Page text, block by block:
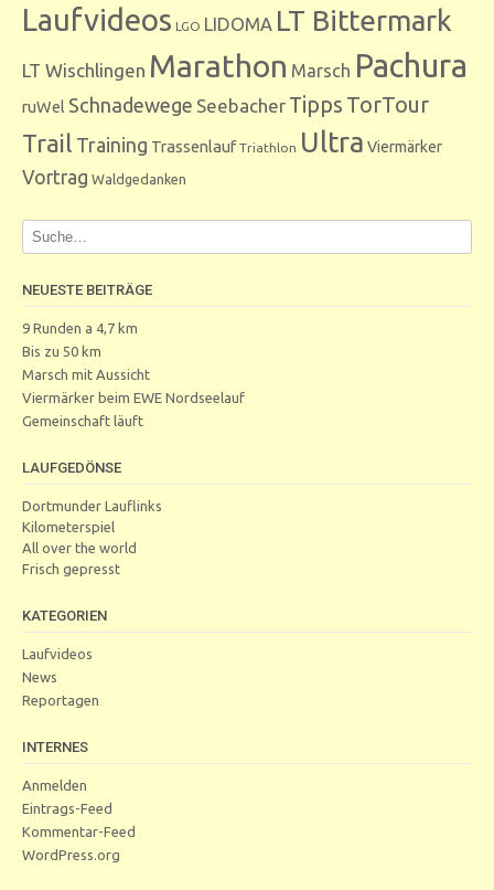
Laufvideos LGO LIDOMA LT Bittermark
LT Wischlingen Marathon Marsch Pachura
ruWel Schnadewege Seebacher Tipps TorTour
Trail Training Trassenlauf Triathlon Ultra Viermärker
Vortrag Waldgedanken
NEUESTE BEITRÄGE
9 Runden a 4,7 km
Bis zu 50 km
Marsch mit Aussicht
Viermärker beim EWE Nordseelauf
Gemeinschaft läuft
LAUFGEDÖNSE
Dortmunder Lauflinks
Kilometerspiel
All over the world
Frisch gepresst
KATEGORIEN
Laufvideos
News
Reportagen
INTERNES
Anmelden
Eintrags-Feed
Kommentar-Feed
WordPress.org